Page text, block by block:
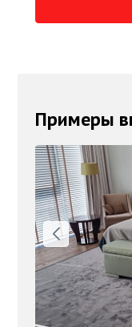
Примеры